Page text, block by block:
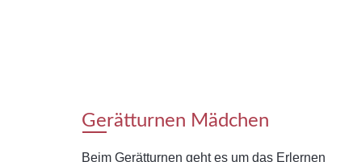
Gerätturnen Mädchen
Beim Gerätturnen geht es um das Erlernen